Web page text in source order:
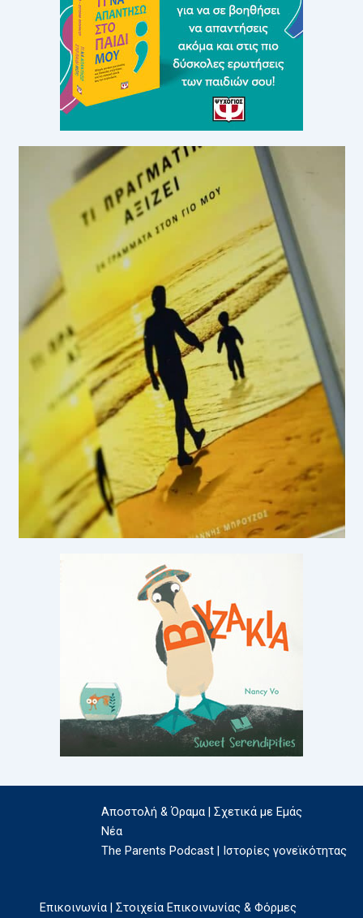
Αποστολή & Όραμα | Σχετικά με Εμάς
Νέα
The Parents Podcast | Ιστορίες γονεϊκότητας
Επικοινωνία | Στοιχεία Επικοινωνίας & Φόρμες